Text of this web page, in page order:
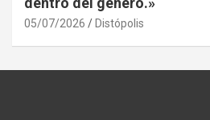
05/07/2026 Distópolis